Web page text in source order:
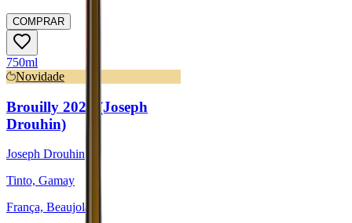
COMPRAR
750ml
Novidade
Brouilly 2021 (Joseph
Drouhin)
Joseph Drouhin
Tinto, Gamay
França, Beaujolais